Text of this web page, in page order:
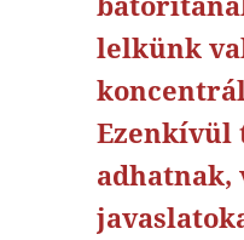
lelkünk
Ezenkívül
adhatnak,